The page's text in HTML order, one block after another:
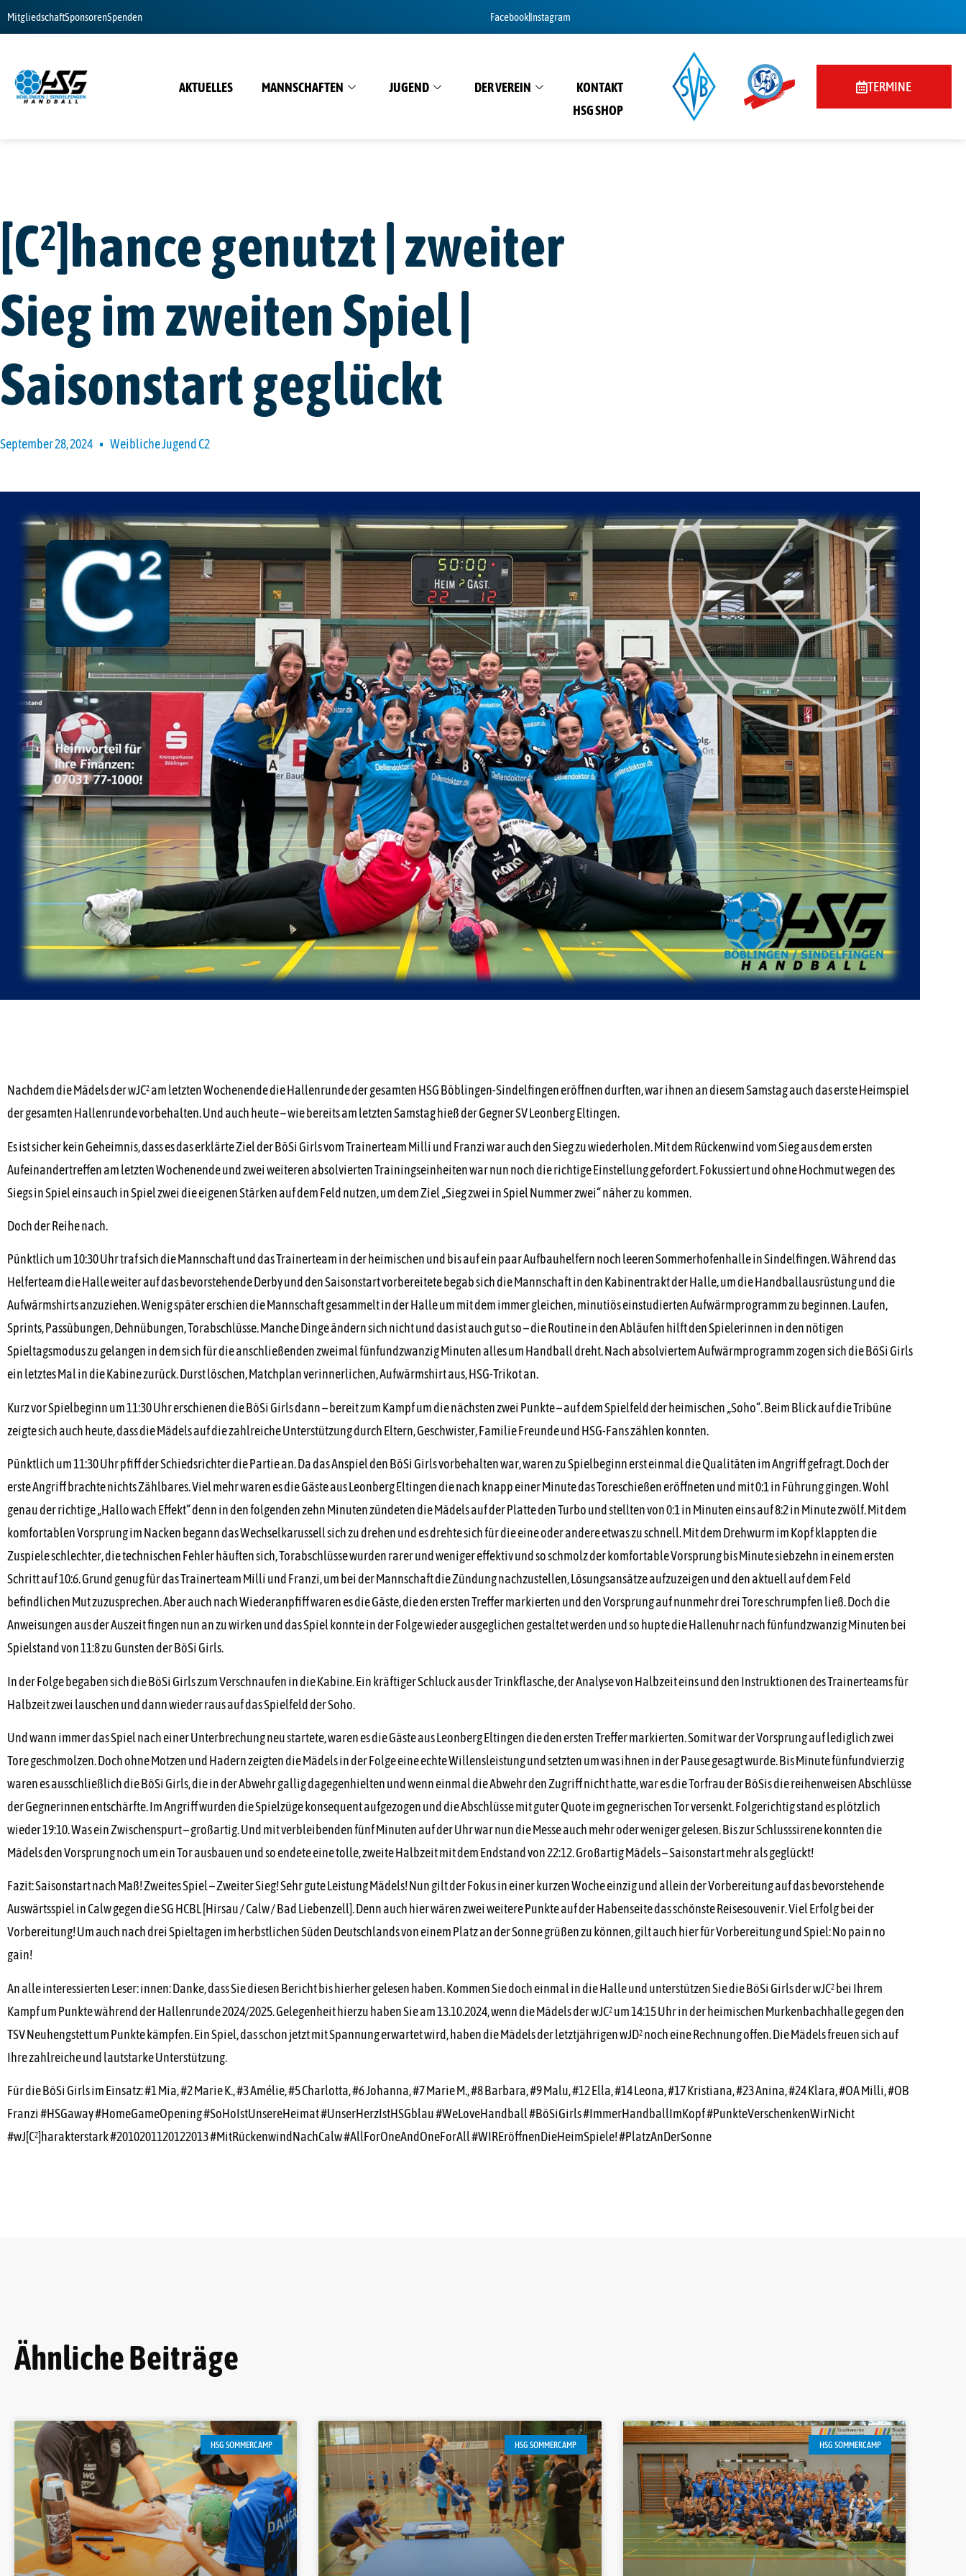
MitgliedschaftSponsorenSpenden FacebookInstagram
AKTUELLES MANNSCHAFTEN JUGEND DER VEREIN
KONTAKT
HSG SHOP
TERMINE
[C²]hance genutzt | zweiter
Sieg im zweiten Spiel |
Saisonstart geglückt
September 28, 2024 Weibliche Jugend C2
Nachdem die Mädels der wJC² am letzten Wochenende die Hallenrunde der gesamten HSG Böblingen-Sindelfingen eröffnen durften, war ihnen an diesem Samstag auch das erste Heimspiel
der gesamten Hallenrunde vorbehalten. Und auch heute – wie bereits am letzten Samstag hieß der Gegner SV Leonberg Eltingen.
Es ist sicher kein Geheimnis, dass es das erklärte Ziel der BöSi Girls vom Trainerteam Milli und Franzi war auch den Sieg zu wiederholen. Mit dem Rückenwind vom Sieg aus dem ersten
Aufeinandertreffen am letzten Wochenende und zwei weiteren absolvierten Trainingseinheiten war nun noch die richtige Einstellung gefordert. Fokussiert und ohne Hochmut wegen des
Siegs in Spiel eins auch in Spiel zwei die eigenen Stärken auf dem Feld nutzen, um dem Ziel „Sieg zwei in Spiel Nummer zwei“ näher zu kommen.
Doch der Reihe nach.
Pünktlich um 10:30 Uhr traf sich die Mannschaft und das Trainerteam in der heimischen und bis auf ein paar Aufbauhelfern noch leeren Sommerhofenhalle in Sindelfingen. Während das
Helferteam die Halle weiter auf das bevorstehende Derby und den Saisonstart vorbereitete begab sich die Mannschaft in den Kabinentrakt der Halle, um die Handballausrüstung und die
Aufwärmshirts anzuziehen. Wenig später erschien die Mannschaft gesammelt in der Halle um mit dem immer gleichen, minutiös einstudierten Aufwärmprogramm zu beginnen. Laufen,
Sprints, Passübungen, Dehnübungen, Torabschlüsse. Manche Dinge ändern sich nicht und das ist auch gut so – die Routine in den Abläufen hilft den Spielerinnen in den nötigen
Spieltagsmodus zu gelangen in dem sich für die anschließenden zweimal fünfundzwanzig Minuten alles um Handball dreht. Nach absolviertem Aufwärmprogramm zogen sich die BöSi Girls
ein letztes Mal in die Kabine zurück. Durst löschen, Matchplan verinnerlichen, Aufwärmshirt aus, HSG-Trikot an.
Kurz vor Spielbeginn um 11:30 Uhr erschienen die BöSi Girls dann – bereit zum Kampf um die nächsten zwei Punkte – auf dem Spielfeld der heimischen „Soho“. Beim Blick auf die Tribüne
zeigte sich auch heute, dass die Mädels auf die zahlreiche Unterstützung durch Eltern, Geschwister, Familie Freunde und HSG-Fans zählen konnten.
Pünktlich um 11:30 Uhr pfiff der Schiedsrichter die Partie an. Da das Anspiel den BöSi Girls vorbehalten war, waren zu Spielbeginn erst einmal die Qualitäten im Angriff gefragt. Doch der
erste Angriff brachte nichts Zählbares. Viel mehr waren es die Gäste aus Leonberg Eltingen die nach knapp einer Minute das Toreschießen eröffneten und mit 0:1 in Führung gingen. Wohl
genau der richtige „Hallo wach Effekt“ denn in den folgenden zehn Minuten zündeten die Mädels auf der Platte den Turbo und stellten von 0:1 in Minuten eins auf 8:2 in Minute zwölf. Mit dem
komfortablen Vorsprung im Nacken begann das Wechselkarussell sich zu drehen und es drehte sich für die eine oder andere etwas zu schnell. Mit dem Drehwurm im Kopf klappten die
Zuspiele schlechter, die technischen Fehler häuften sich, Torabschlüsse wurden rarer und weniger effektiv und so schmolz der komfortable Vorsprung bis Minute siebzehn in einem ersten
Schritt auf 10:6. Grund genug für das Trainerteam Milli und Franzi, um bei der Mannschaft die Zündung nachzustellen, Lösungsansätze aufzuzeigen und den aktuell auf dem Feld
befindlichen Mut zuzusprechen. Aber auch nach Wiederanpfiff waren es die Gäste, die den ersten Treffer markierten und den Vorsprung auf nunmehr drei Tore schrumpfen ließ. Doch die
Anweisungen aus der Auszeit fingen nun an zu wirken und das Spiel konnte in der Folge wieder ausgeglichen gestaltet werden und so hupte die Hallenuhr nach fünfundzwanzig Minuten bei
Spielstand von 11:8 zu Gunsten der BöSi Girls.
In der Folge begaben sich die BöSi Girls zum Verschnaufen in die Kabine. Ein kräftiger Schluck aus der Trinkflasche, der Analyse von Halbzeit eins und den Instruktionen des Trainerteams für
Halbzeit zwei lauschen und dann wieder raus auf das Spielfeld der Soho.
Und wann immer das Spiel nach einer Unterbrechung neu startete, waren es die Gäste aus Leonberg Eltingen die den ersten Treffer markierten. Somit war der Vorsprung auf lediglich zwei
Tore geschmolzen. Doch ohne Motzen und Hadern zeigten die Mädels in der Folge eine echte Willensleistung und setzten um was ihnen in der Pause gesagt wurde. Bis Minute fünfundvierzig
waren es ausschließlich die BöSi Girls, die in der Abwehr gallig dagegenhielten und wenn einmal die Abwehr den Zugriff nicht hatte, war es die Torfrau der BöSis die reihenweisen Abschlüsse
der Gegnerinnen entschärfte. Im Angriff wurden die Spielzüge konsequent aufgezogen und die Abschlüsse mit guter Quote im gegnerischen Tor versenkt. Folgerichtig stand es plötzlich
wieder 19:10. Was ein Zwischenspurt – großartig. Und mit verbleibenden fünf Minuten auf der Uhr war nun die Messe auch mehr oder weniger gelesen. Bis zur Schlusssirene konnten die
Mädels den Vorsprung noch um ein Tor ausbauen und so endete eine tolle, zweite Halbzeit mit dem Endstand von 22:12. Großartig Mädels – Saisonstart mehr als geglückt!
Fazit: Saisonstart nach Maß! Zweites Spiel – Zweiter Sieg! Sehr gute Leistung Mädels! Nun gilt der Fokus in einer kurzen Woche einzig und allein der Vorbereitung auf das bevorstehende
Auswärtsspiel in Calw gegen die SG HCBL [Hirsau / Calw / Bad Liebenzell]. Denn auch hier wären zwei weitere Punkte auf der Habenseite das schönste Reisesouvenir. Viel Erfolg bei der
Vorbereitung! Um auch nach drei Spieltagen im herbstlichen Süden Deutschlands von einem Platz an der Sonne grüßen zu können, gilt auch hier für Vorbereitung und Spiel: No pain no
gain!
An alle interessierten Leser: innen: Danke, dass Sie diesen Bericht bis hierher gelesen haben. Kommen Sie doch einmal in die Halle und unterstützen Sie die BöSi Girls der wJC² bei Ihrem
Kampf um Punkte während der Hallenrunde 2024/2025. Gelegenheit hierzu haben Sie am 13.10.2024, wenn die Mädels der wJC² um 14:15 Uhr in der heimischen Murkenbachhalle gegen den
TSV Neuhengstett um Punkte kämpfen. Ein Spiel, das schon jetzt mit Spannung erwartet wird, haben die Mädels der letztjährigen wJD² noch eine Rechnung offen. Die Mädels freuen sich auf
Ihre zahlreiche und lautstarke Unterstützung.
Für die BöSi Girls im Einsatz: #1 Mia, #2 Marie K., #3 Amélie, #5 Charlotta, #6 Johanna, #7 Marie M., #8 Barbara, #9 Malu, #12 Ella, #14 Leona, #17 Kristiana, #23 Anina, #24 Klara, #OA Milli, #OB
Franzi #HSGaway #HomeGameOpening #SoHoIstUnsereHeimat #UnserHerzIstHSGblau #WeLoveHandball #BöSiGirls #ImmerHandballImKopf #PunkteVerschenkenWirNicht
#wJ[C²]harakterstark #2010201120122013 #MitRückenwindNachCalw #AllForOneAndOneForAll #WIREröffnenDieHeimSpiele! #PlatzAnDerSonne
Ähnliche Beiträge
HSG SOMMERCAMP HSG SOMMERCAMP HSG SOMMERCAMP